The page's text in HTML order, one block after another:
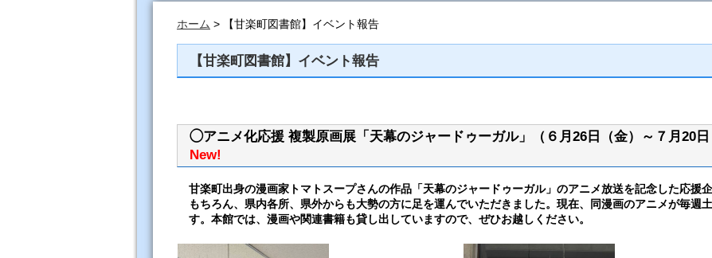
ホーム > 【甘楽町図書館】イベント報告
【甘楽町図書館】イベント報告
◯アニメ化応援 複製原画展「天幕のジャードゥーガル」（６月26日（金）～７月20日
New!
甘楽町出身の漫画家トマトスープさんの作品「天幕のジャードゥーガル」のアニメ放送を記念した応援
もちろん、県内各所、県外からも大勢の方に足を運んでいただきました。現在、同漫画のアニメが毎週
す。本館では、漫画や関連書籍も貸し出していますので、ぜひお越しください。